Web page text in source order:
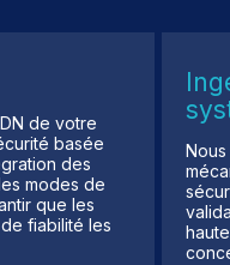
de votre
basée
des
modes de
que les
fiabilité les